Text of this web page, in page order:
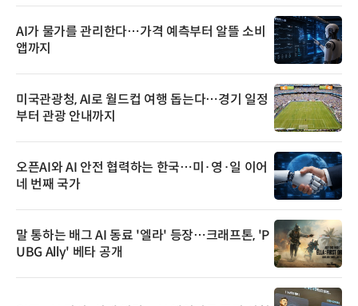
AI가 물가를 관리한다…가격 예측부터 알뜰 소비
앱까지
미국관광청, AI로 월드컵 여행 돕는다…경기 일정
부터 관광 안내까지
오픈AI와 AI 안전 협력하는 한국…미·영·일 이어
네 번째 국가
말 통하는 배그 AI 동료 '엘라' 등장…크래프톤, 'P
UBG Ally' 베타 공개